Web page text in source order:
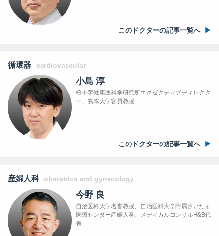
このドクターの記事一覧へ
循環器 cardiovascular
小島 淳
桜十字健康医科学研究所エグゼクティブディレクタ
ー、熊本大学客員教授
このドクターの記事一覧へ
産婦人科 obstetrics and gynecology
今野 良
自治医科大学名誉教授、自治医科大学附属さいたま
医療センター産婦人科、メディカルコンサルH&B代
表